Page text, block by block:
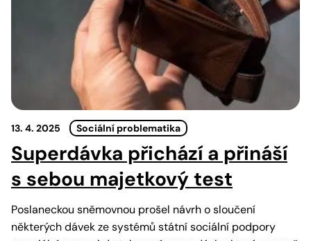
13. 4. 2025 Sociální problematika
Superdávka přichází a přináší
s sebou majetkový test
Poslaneckou sněmovnou prošel návrh o sloučení
některých dávek ze systémů státní sociální podpory